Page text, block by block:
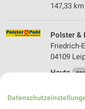
147,33
Polster &
Friedrich-
04109
Heute